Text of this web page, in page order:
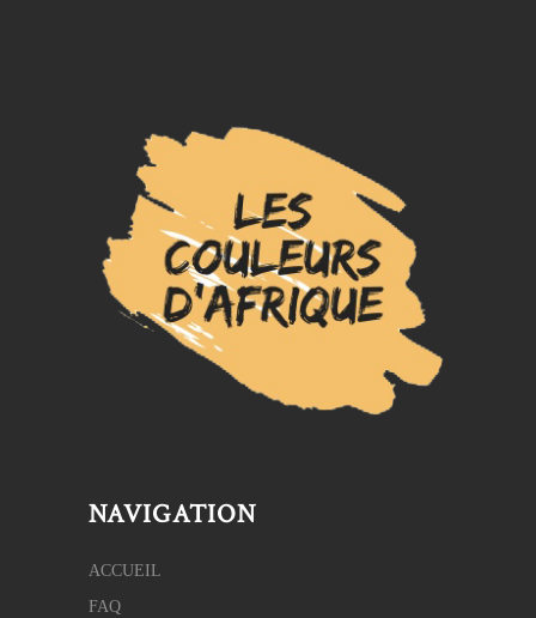
NAVIGATION
ACCUEIL
FAQ